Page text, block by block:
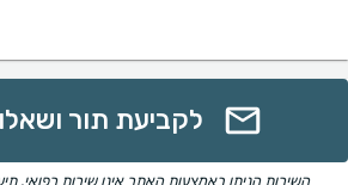
לקביעת תור
השירות הניתן באמצעות האתר אינו שירות רפואי.